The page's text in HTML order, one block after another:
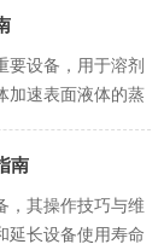
可控的温度条件下
，还保证了实验结
品的生产过程中，
要设备，用于溶剂
加速表面液体的蒸
的使用方法及其
理与工作机制小型
关键点：1.旋转瓶
南
，其操作技巧与维
延长设备使用寿命